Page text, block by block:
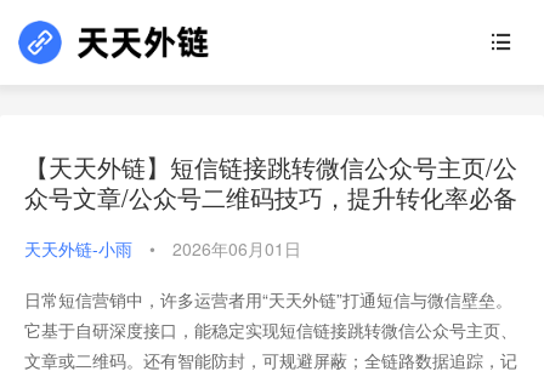
【天天外链】短信链接跳转微信公众号主页/公
众号文章/公众号二维码技巧，提升转化率必备
天天外链-小雨 • 2026年06月01日
日常短信营销中，许多运营者用“天天外链”打通短信与微信壁垒。
它基于自研深度接口，能稳定实现短信链接跳转微信公众号主页、
文章或二维码。还有智能防封，可规避屏蔽；全链路数据追踪，记